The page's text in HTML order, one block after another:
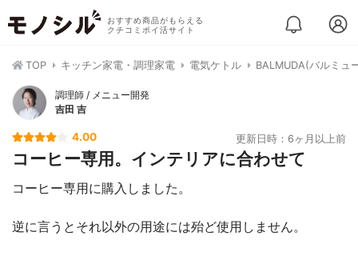
おすすめ商品がもらえる
クチコミポイ活サイト
TOP キッチン家電・調理家電 電気ケトル BALMUDA(バルミュ
調理師 / メニュー開発
吉田 吉
4.00 更新日時：6ヶ月以上前
コーヒー専用。インテリアに合わせて
コーヒー専用に購入しました。
逆に言うとそれ以外の用途には殆ど使用しません。